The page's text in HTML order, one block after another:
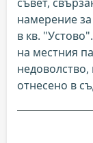
намерение
в кв.
на местния
отнесено в